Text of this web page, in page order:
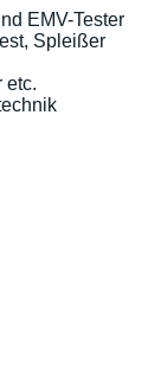
EMV-Tester
Spleißer
etc.